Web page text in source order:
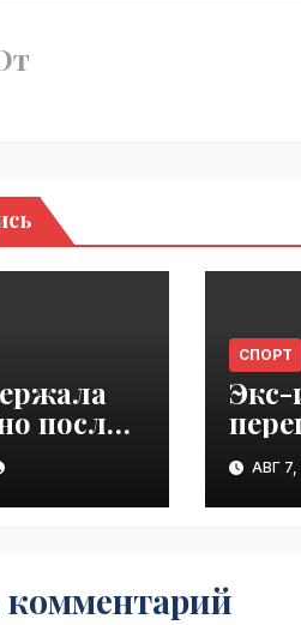
после
в
СПОРТ
АВГ 7,
комментарий